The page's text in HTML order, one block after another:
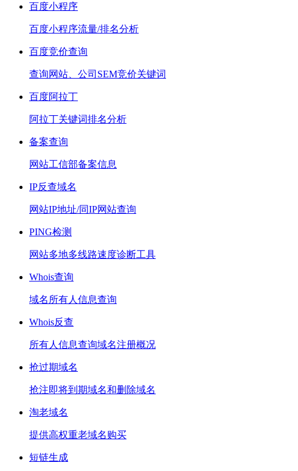
百度小程序
百度小程序流量/排名分析
百度竞价查询
查询网站、公司SEM竞价关键词
百度阿拉丁
阿拉丁关键词排名分析
备案查询
网站工信部备案信息
IP反查域名
网站IP地址/同IP网站查询
PING检测
网站多地多线路速度诊断工具
Whois查询
域名所有人信息查询
Whois反查
所有人信息查询域名注册概况
抢过期域名
抢注即将到期域名和删除域名
淘老域名
提供高权重老域名购买
短链生成